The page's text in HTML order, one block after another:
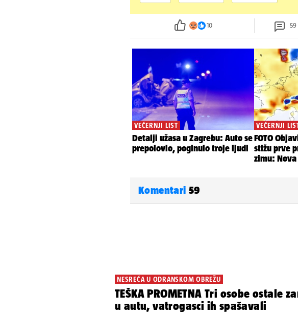
10 59
Komentari 59
NESREĆA U ODRANSKOM OBREŽU
TEŠKA PROMETNA Tri osobe ostale
u autu, vatrogasci ih spašavali